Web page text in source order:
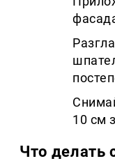
10 см
Что делать